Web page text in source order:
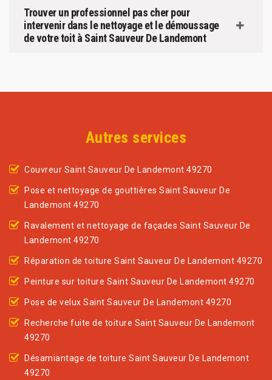
Trouver un professionnel pas cher pour
intervenir dans le nettoyage et le démoussage
de votre toit à Saint Sauveur De Landemont
Autres services
Couvreur Saint Sauveur De Landemont 49270
Pose et nettoyage de gouttières Saint Sauveur De
Landemont 49270
Ravalement et nettoyage de façades Saint Sauveur De
Landemont 49270
Réparation de toiture Saint Sauveur De Landemont 49270
Peinture sur toiture Saint Sauveur De Landemont 49270
Pose de velux Saint Sauveur De Landemont 49270
Recherche fuite de toiture Saint Sauveur De Landemont
49270
Désamiantage de toiture Saint Sauveur De Landemont
49270